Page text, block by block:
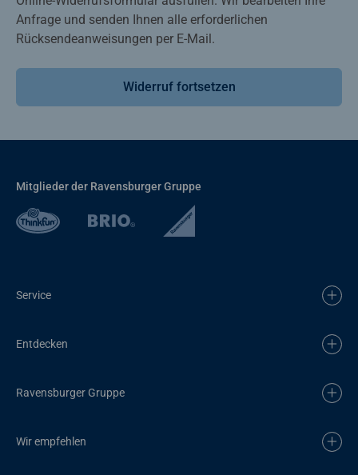
Anfrage und senden Ihnen alle erforderlichen
Rücksendeanweisungen per E-Mail.
Widerruf fortsetzen
Mitglieder der Ravensburger Gruppe
Service
Entdecken
Ravensburger Gruppe
Wir empfehlen